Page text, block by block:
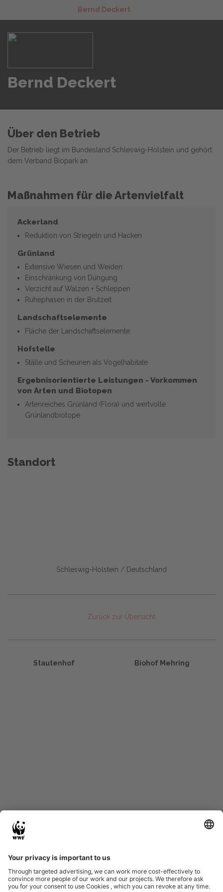
Bernd Deckert
Bernd Deckert
Zurück zur Übersicht
Über den Betrieb
Der Betrieb liegt im Bundesland Schleswig-Holstein und gehört
dem Verband Biopark an
Maßnahmen für die Artenvielfalt
Ackerland
Reduktion von Striegeln und Hacken
Grünland
Extensive Wiesen und Weiden
Einschränkung von Düngung
Verzicht auf Walzen + Schleppen
Ruhephasen in der Brutzeit
Landschaftselemente
Fläche der Landschaftselemente
Hofstelle
Ställe und Scheunen als Vogelhabitate
Ergebnisorientierte Leistungen - Vorkommen
von Arten und Biotopen
Artenreiches Grünland (Flora) und wertvolle
Grünlandbiotope
Standort
Schleswig-Holstein / Deutschland
Biohof Mehring
Stautenhof
Eine Initiative von